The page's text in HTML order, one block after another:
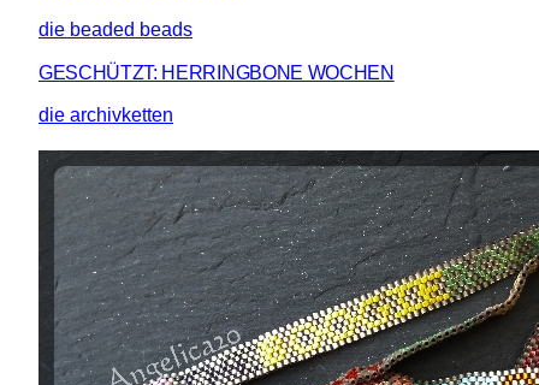
die beaded beads
GESCHÜTZT: HERRINGBONE WOCHEN
die archivketten